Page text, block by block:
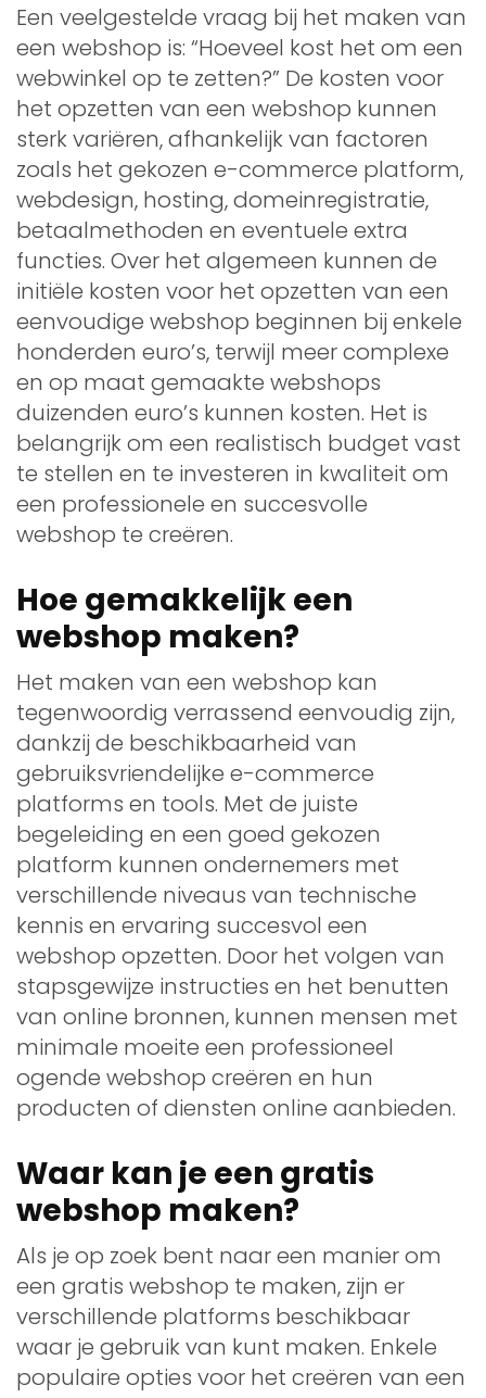
Een veelgestelde vraag bij het maken van
een webshop is: “Hoeveel kost het om een
webwinkel op te zetten?” De kosten voor
het opzetten van een webshop kunnen
sterk variëren, afhankelijk van factoren
zoals het gekozen e-commerce platform,
webdesign, hosting, domeinregistratie,
betaalmethoden en eventuele extra
functies. Over het algemeen kunnen de
initiële kosten voor het opzetten van een
eenvoudige webshop beginnen bij enkele
honderden euro’s, terwijl meer complexe
en op maat gemaakte webshops
duizenden euro’s kunnen kosten. Het is
belangrijk om een realistisch budget vast
te stellen en te investeren in kwaliteit om
een professionele en succesvolle
webshop te creëren.
Hoe gemakkelijk een
webshop maken?
Het maken van een webshop kan
tegenwoordig verrassend eenvoudig zijn,
dankzij de beschikbaarheid van
gebruiksvriendelijke e-commerce
platforms en tools. Met de juiste
begeleiding en een goed gekozen
platform kunnen ondernemers met
verschillende niveaus van technische
kennis en ervaring succesvol een
webshop opzetten. Door het volgen van
stapsgewijze instructies en het benutten
van online bronnen, kunnen mensen met
minimale moeite een professioneel
ogende webshop creëren en hun
producten of diensten online aanbieden.
Waar kan je een gratis
webshop maken?
Als je op zoek bent naar een manier om
een gratis webshop te maken, zijn er
verschillende platforms beschikbaar
waar je gebruik van kunt maken. Enkele
populaire opties voor het creëren van een